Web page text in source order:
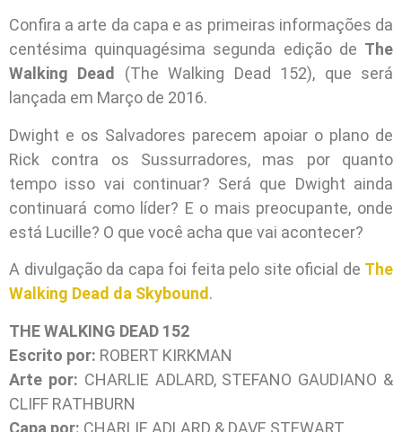
Confira a arte da capa e as primeiras informações da
centésima quinquagésima segunda edição de The
Walking Dead
(The Walking Dead 152), que será
lançada em Março de 2016.
Dwight e os Salvadores parecem apoiar o plano de
Rick contra os Sussurradores, mas por quanto
tempo isso vai continuar? Será que Dwight ainda
continuará como líder? E o mais preocupante, onde
está Lucille? O que você acha que vai acontecer?
A divulgação da capa foi feita pelo site oficial de The
Walking Dead da Skybound .
THE WALKING DEAD 152
Escrito por: ROBERT KIRKMAN
Arte por: CHARLIE ADLARD, STEFANO GAUDIANO &
CLIFF RATHBURN
Capa por: CHARLIE ADLARD & DAVE STEWART